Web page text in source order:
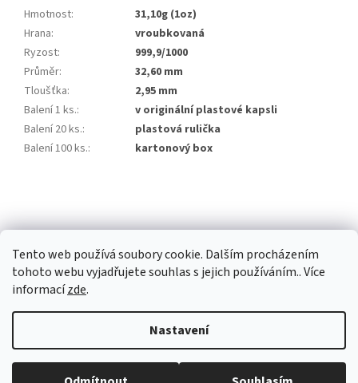
Tento web používá soubory cookie. Dalším procházením
tohoto webu vyjadřujete souhlas s jejich používáním.. Více
informacízde.
Nastavení
Běžná otevírací doba: Pondělí: 8:30 - 16:00 Úterý: 9:00 -17:00 Středa: 8:30
Hmotnost:
31,10g (1oz)
Hrana:
vroubkovaná
Ryzost:
999,9/1000
Průměr:
32,60 mm
Tloušťka:
2,95 mm
Balení 1 ks.:
v originální plastové kapsli
Balení 20 ks.:
plastová rulička
Balení 100 ks.: kartonový box
p
Copyright 2026Investiční zlato Praha. Všechna práva vyhrazena.